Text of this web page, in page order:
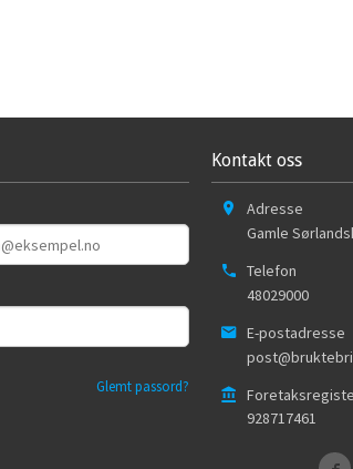
Glemt passord?
Kontakt oss
Adresse
Gamle
Telefon
48029000
E-postadresse
928717461